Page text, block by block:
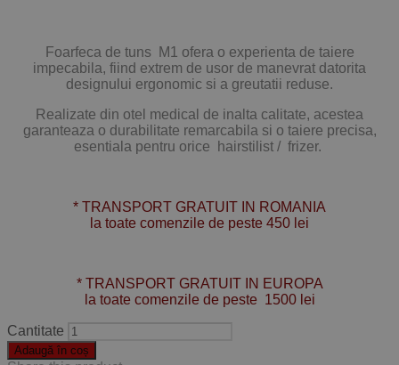
Foarfeca de tuns M1 ofera o experienta de taiere
impecabila, fiind extrem de usor de manevrat datorita
designului ergonomic si a greutatii reduse.
Realizate din otel medical de inalta calitate, acestea
garanteaza o durabilitate remarcabila si o taiere precisa,
esentiala pentru orice hairstilist / frizer.
* TRANSPORT GRATUIT IN ROMANIA
la toate comenzile de peste 450 lei
* TRANSPORT GRATUIT IN EUROPA
la toate comenzile de peste 1500 lei
Cantitate
Adaugă în coș